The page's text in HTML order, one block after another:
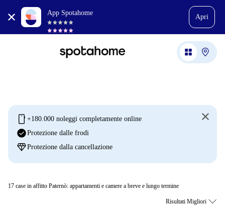
App Spotahome
Apri
mobile +180.000 noleggi completamente online
check_circleProtezione dalle frodi
diamondProtezione dalla cancellazione
17 case in affitto Paternò: appartamenti e camere a breve e lungo termine